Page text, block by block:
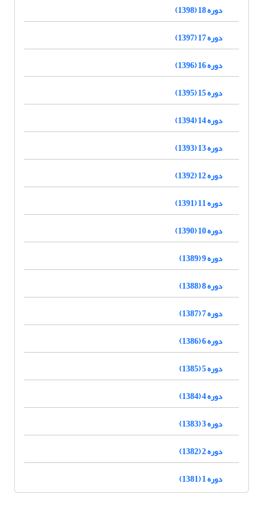
دوره 18 (1398)
دوره 17 (1397)
دوره 16 (1396)
دوره 15 (1395)
دوره 14 (1394)
دوره 13 (1393)
دوره 12 (1392)
دوره 11 (1391)
دوره 10 (1390)
دوره 9 (1389)
دوره 8 (1388)
دوره 7 (1387)
دوره 6 (1386)
دوره 5 (1385)
دوره 4 (1384)
دوره 3 (1383)
دوره 2 (1382)
دوره 1 (1381)